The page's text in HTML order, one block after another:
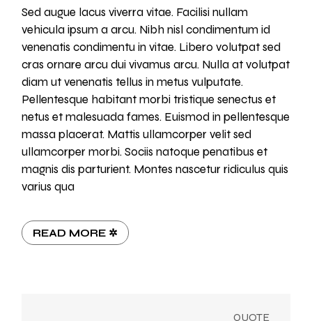
Sed augue lacus viverra vitae. Facilisi nullam
vehicula ipsum a arcu. Nibh nisl condimentum id
venenatis condimentu in vitae. Libero volutpat sed
cras ornare arcu dui vivamus arcu. Nulla at volutpat
diam ut venenatis tellus in metus vulputate.
Pellentesque habitant morbi tristique senectus et
netus et malesuada fames. Euismod in pellentesque
massa placerat. Mattis ullamcorper velit sed
ullamcorper morbi. Sociis natoque penatibus et
magnis dis parturient. Montes nascetur ridiculus quis
varius qua
READ MORE ✲